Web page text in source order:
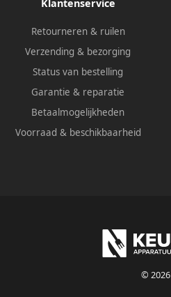
Klantenservice
Retourneren & ruilen
Verzending & bezorging
Status van bestelling
Garantie & reparatie
Betaalmogelijkheden
Voorraad & beschikbaarheid
© 2026